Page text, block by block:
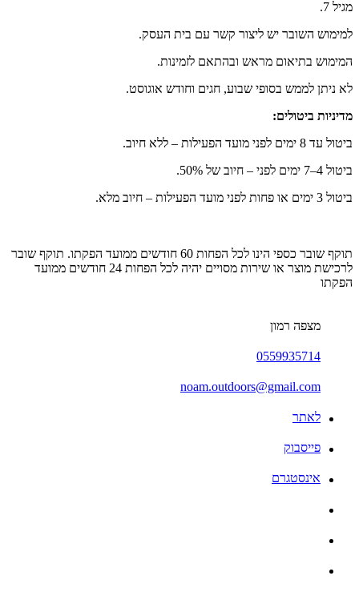
מגיל 7.
למימוש השובר יש ליצור קשר עם בית העסק.
המימוש בתיאום מראש ובהתאם לזמינות.
לא ניתן לממש בסופי שבוע, חגים וחודש אוגוסט.
מדיניות ביטולים:
ביטול עד 8 ימים לפני מועד הפעילות – ללא חיוב.
ביטול 4–7 ימים לפני – חיוב של 50%.
ביטול 3 ימים או פחות לפני מועד הפעילות – חיוב מלא.
תוקף שובר כספי הינו לכל הפחות 60 חודשים ממועד הפקתו. תוקף שובר
לרכישת מוצר או שירות מסויים יהיה לכל הפחות 24 חודשים ממועד
הפקתו
מצפה רמון
0559935714
noam.outdoors@gmail.com
לאתר
פייסבוק
אינסטגרם